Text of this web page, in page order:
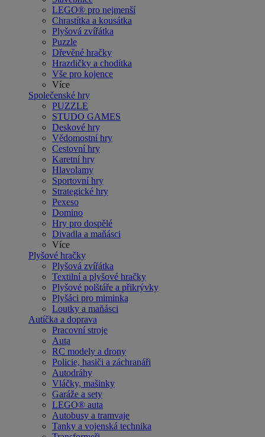
LEGO® pro nejmenší
Chrastítka a kousátka
Plyšová zvířátka
Puzzle
Dřevěné hračky
Hrazdičky a chodítka
Vše pro kojence
Více
Společenské hry
PUZZLE
STUDO GAMES
Deskové hry
Vědomostní hry
Cestovní hry
Karetní hry
Hlavolamy
Sportovní hry
Strategické hry
Pexeso
Domino
Hry pro dospělé
Divadla a maňásci
Více
Plyšové hračky
Plyšová zvířátka
Textilní a plyšové hračky
Plyšové polštáře a přikrývky
Plyšáci pro miminka
Loutky a maňásci
Autíčka a doprava
Pracovní stroje
Auta
RC modely a drony
Policie, hasiči a záchranáři
Autodráhy
Vláčky, mašinky
Garáže a sety
LEGO® auta
Autobusy a tramvaje
Tanky a vojenská technika